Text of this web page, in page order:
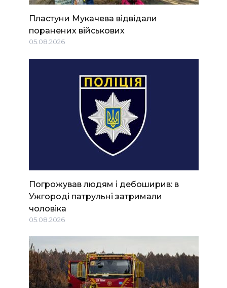
Пластуни Мукачева відвідали
поранених військових
05.08.2026
Погрожував людям і дебоширив: в
Ужгороді патрульні затримали
чоловіка
05.08.2026